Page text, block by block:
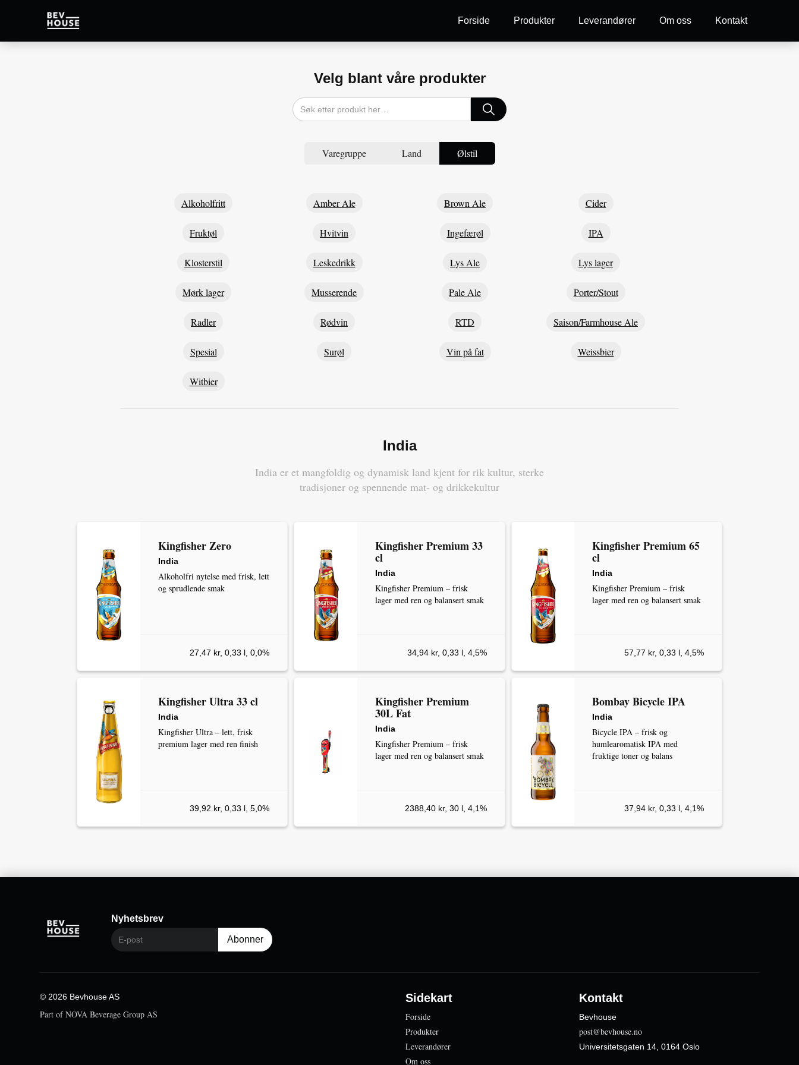
Forside Produkter Leverandører Om oss Kontakt
Velg blant våre produkter
Varegruppe Land Ølstil
Alkoholfritt Amber Ale Brown Ale Cider
Fruktøl Hvitvin Ingefærøl IPA
Klosterstil Leskedrikk Lys Ale Lys lager
Mørk lager Musserende Pale Ale Porter/Stout
Radler Rødvin RTD Saison/Farmhouse Ale
Spesial Surøl Vin på fat Weissbier
Witbier
India
India er et mangfoldig og dynamisk land kjent for rik kultur, sterke
tradisjoner og spennende mat- og drikkekultur
Kingfisher Zero
India
Alkoholfri nytelse med frisk, lett
og sprudlende smak
27,47 kr, 0,33 l, 0,0%
Kingfisher Premium 33
cl
India
Kingfisher Premium – frisk
lager med ren og balansert smak
34,94 kr, 0,33 l, 4,5%
Kingfisher Premium 65
cl
India
Kingfisher Premium – frisk
lager med ren og balansert smak
57,77 kr, 0,33 l, 4,5%
Kingfisher Ultra 33 cl
India
Kingfisher Ultra – lett, frisk
premium lager med ren finish
39,92 kr, 0,33 l, 5,0%
Kingfisher Premium
30L Fat
India
Kingfisher Premium – frisk
lager med ren og balansert smak
2388,40 kr, 30 l, 4,1%
Bombay Bicycle IPA
India
Bicycle IPA – frisk og
humlearomatisk IPA med
fruktige toner og balans
37,94 kr, 0,33 l, 4,1%
Nyhetsbrev
Sidekart
Forside
Produkter
Leverandører
Om oss
Kontakt
Bevhouse
post@bevhouse.no
Universitetsgaten 14, 0164 Oslo
© 2026 Bevhouse AS
Part of NOVA Beverage Group AS